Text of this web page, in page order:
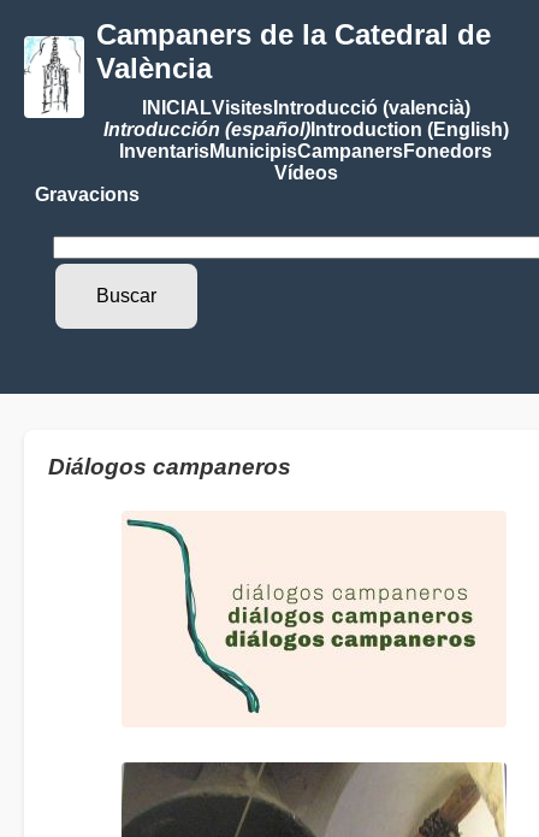
Campaners de la Catedral de
València
INICIALVisitesIntroducció (valencià)
Introducción (español)Introduction (English)
InventarisMunicipisCampanersFonedors
Vídeos
Gravacions
Diálogos campaneros